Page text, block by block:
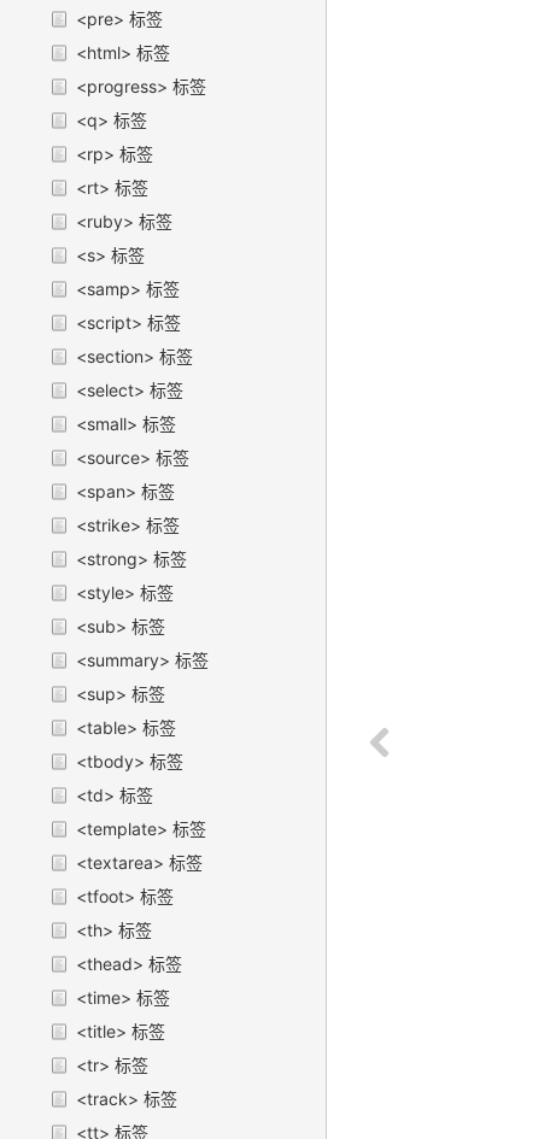
<pre> 标签
<html> 标签
<progress> 标签
<q> 标签
<rp> 标签
<rt> 标签
<ruby> 标签
<s> 标签
<samp> 标签
<script> 标签
<section> 标签
<select> 标签
<small> 标签
<source> 标签
<span> 标签
<strike> 标签
<strong> 标签
<style> 标签
<sub> 标签
<summary> 标签
<sup> 标签
<table> 标签
<tbody> 标签
<td> 标签
<template> 标签
<textarea> 标签
<tfoot> 标签
<th> 标签
<thead> 标签
<time> 标签
<title> 标签
<tr> 标签
<track> 标签
<tt> 标签